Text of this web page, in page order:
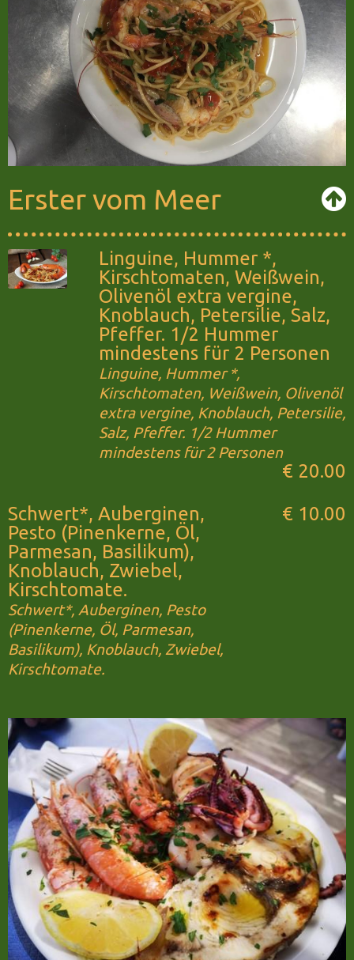
Erster vom Meer
Linguine, Hummer *,
Kirschtomaten, Weißwein,
Olivenöl extra vergine,
Knoblauch, Petersilie, Salz,
Pfeffer. 1/2 Hummer
mindestens für 2 Personen
Linguine, Hummer *,
Kirschtomaten, Weißwein, Olivenöl
extra vergine, Knoblauch, Petersilie,
Salz, Pfeffer. 1/2 Hummer
mindestens für 2 Personen
€ 20.00
Schwert*, Auberginen,
Pesto (Pinenkerne, Öl,
Parmesan, Basilikum),
Knoblauch, Zwiebel,
Kirschtomate.
Schwert*, Auberginen, Pesto
(Pinenkerne, Öl, Parmesan,
Basilikum), Knoblauch, Zwiebel,
Kirschtomate.
€ 10.00